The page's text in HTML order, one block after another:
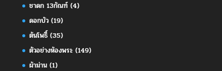
ชาดก 13กัณฑ์(4)
ดอกบัว(19)
ต้นโพธิ์(35)
ตัวอย่างห้องพระ(149)
ผ้าม่าน(1)